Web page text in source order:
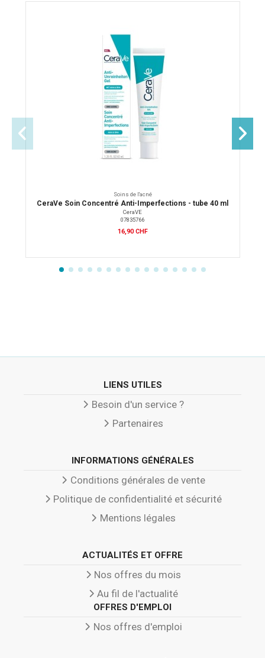
Soins de l'acné
CeraVe Soin Concentré Anti-Imperfections - tube 40 ml
CeraVE
07835766
16,90 CHF
LIENS UTILES
Besoin d'un service ?
Partenaires
INFORMATIONS GÉNÉRALES
Conditions générales de vente
Politique de confidentialité et sécurité
Mentions légales
ACTUALITÉS ET OFFRE
Nos offres du mois
Au fil de l'actualité
OFFRES D'EMPLOI
Nos offres d'emploi